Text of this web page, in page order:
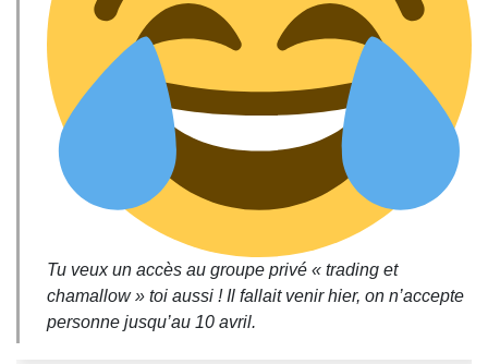
Tu veux un accès au groupe privé « trading et
chamallow » toi aussi ! Il fallait venir hier, on n’accepte
personne jusqu’au 10 avril.